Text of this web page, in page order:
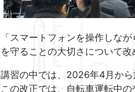
「スマートフォンを操作しな
を守ることの大切さについて改
講習の中では、2026年4月から
この改正では、自転車運転中